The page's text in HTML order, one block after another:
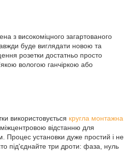
з високоміцного загартованого
буде виглядати новою та
розетки достатньо просто
вологою ганчіркою або
використовується кругла монтажна
відстанню для
Процес установки дуже простий і не
під'єднайте три дроти: фаза, нуль